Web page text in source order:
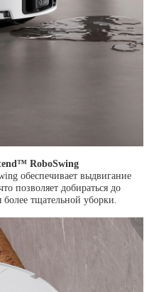
RoboSwing
обеспечивает выдвигание
позволяет добираться до
более тщательной уборки.